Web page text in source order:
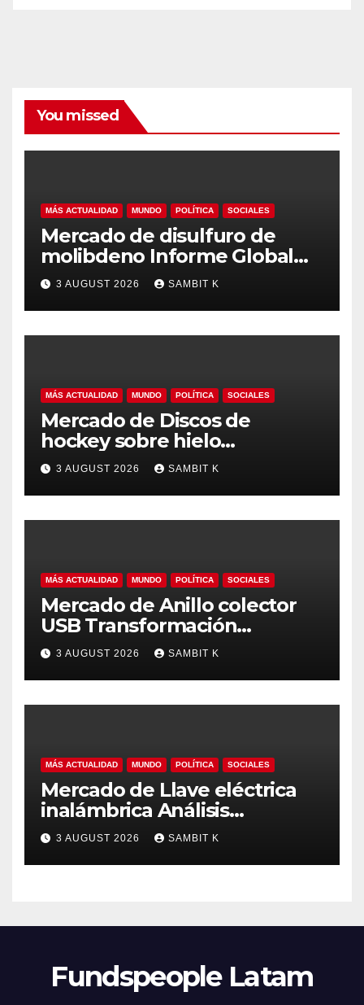
You missed
MÁS ACTUALIDAD MUNDO POLÍTICA SOCIALES
Mercado de disulfuro de
molibdeno Informe Global
del Mercado, Pronóstico y
Análisis de la Industria hasta
2035
3 AUGUST 2026 SAMBIT K
MÁS ACTUALIDAD MUNDO POLÍTICA SOCIALES
Mercado de Discos de
hockey sobre hielo
Tendencias Regionales,
Tamaño del Mercado y
Oportunidades hasta 2035
3 AUGUST 2026 SAMBIT K
MÁS ACTUALIDAD MUNDO POLÍTICA SOCIALES
Mercado de Anillo colector
USB Transformación
Industrial, Automatización y
Crecimiento Global hasta
2035
3 AUGUST 2026 SAMBIT K
MÁS ACTUALIDAD MUNDO POLÍTICA SOCIALES
Mercado de Llave eléctrica
inalámbrica Análisis
Estratégico, Competencia y
Proyecciones hasta 2035
3 AUGUST 2026 SAMBIT K
Fundspeople Latam